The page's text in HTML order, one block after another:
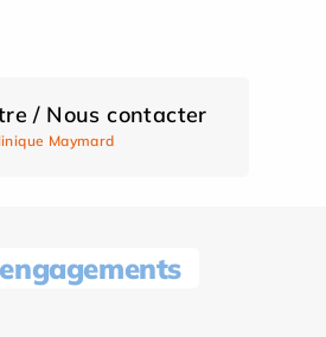
/ Nous contacter
Maymard